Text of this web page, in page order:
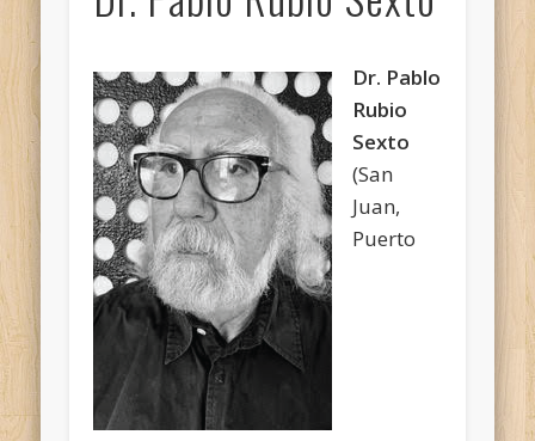
Dr. Pablo
Rubio
Sexto
(San
Juan,
Puerto